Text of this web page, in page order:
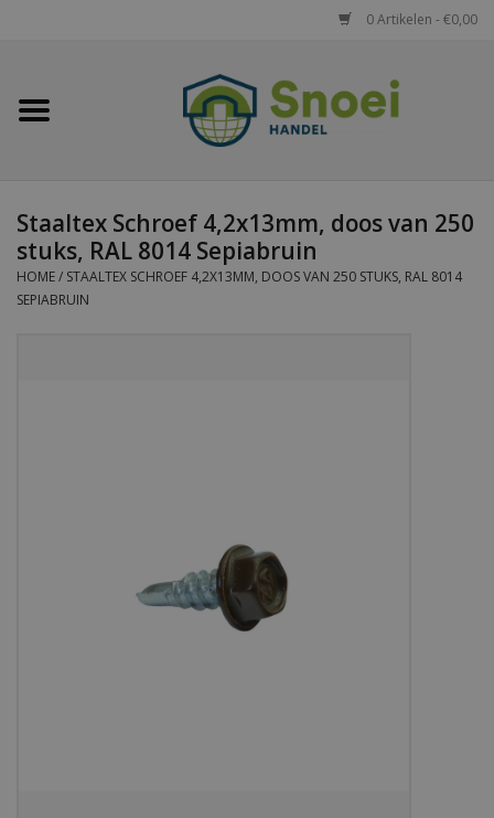
0 Artikelen - €0,00
Home
Damwandplaten
Dakpanplaten
Staaltex Schroef 4,2x13mm, doos van 250
stuks, RAL 8014 Sepiabruin
HOME/ STAALTEX SCHROEF 4,2X13MM, DOOS VAN 250 STUKS, RAL 8014
SEPIABRUIN